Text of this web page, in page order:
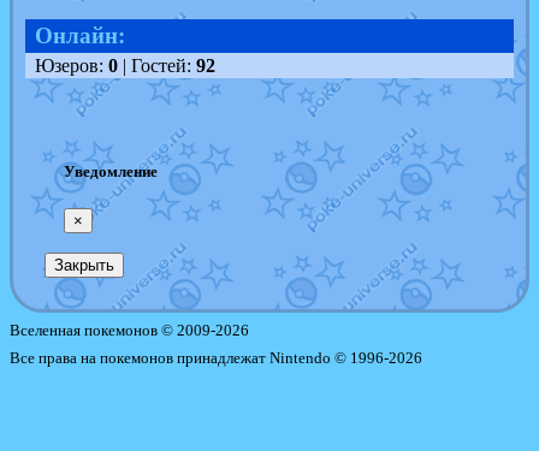
Онлайн:
Юзеров: 0| Гостей: 92
Уведомление
×
Закрыть
Вселенная покемонов © 2009-2026
Все права на покемонов принадлежат Nintendo © 1996-2026